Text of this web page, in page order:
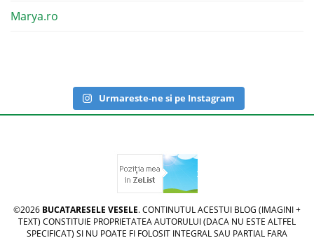
Marya.ro
Urmareste-ne si pe Instagram
©2026 BUCATARESELE VESELE. CONTINUTUL ACESTUI BLOG (IMAGINI +
TEXT) CONSTITUIE PROPRIETATEA AUTORULUI (DACA NU ESTE ALTFEL
SPECIFICAT) SI NU POATE FI FOLOSIT INTEGRAL SAU PARTIAL FARA